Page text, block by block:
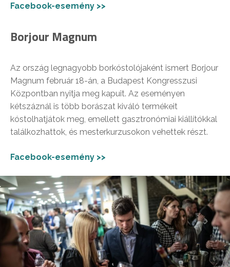
Facebook-esemény >>
Borjour Magnum
Az ország legnagyobb borkóstolójaként ismert Borjour
Magnum február 18-án, a Budapest Kongresszusi
Központban nyitja meg kapuit. Az eseményen
kétszáznál is több borászat kiváló termékeit
kóstolhatjátok meg, emellett gasztronómiai kiállítókkal
találkozhattok, és mesterkurzusokon vehettek részt.
Facebook-esemény >>